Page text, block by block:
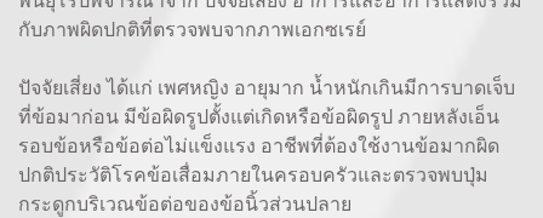
กับภาพผิดปกติที่ตรวจพบจากภาพเอกซเรย์
ปัจจัยเสี่ยง ได้แก่ เพศหญิง อายุมาก น้ำหนักเกินมีการบาดเจ็บ
ที่ข้อมาก่อน มีข้อผิดรูปตั้งแต่เกิดหรือข้อผิดรูป ภายหลังเอ็น
รอบข้อหรือข้อต่อไม่แข็งแรง อาชีพที่ต้องใช้งานข้อมากผิด
ปกติประวัติโรคข้อเสื่อมภายในครอบครัวและตรวจพบปุ่ม
กระดูกบริเวณข้อต่อของข้อนิ้วส่วนปลาย